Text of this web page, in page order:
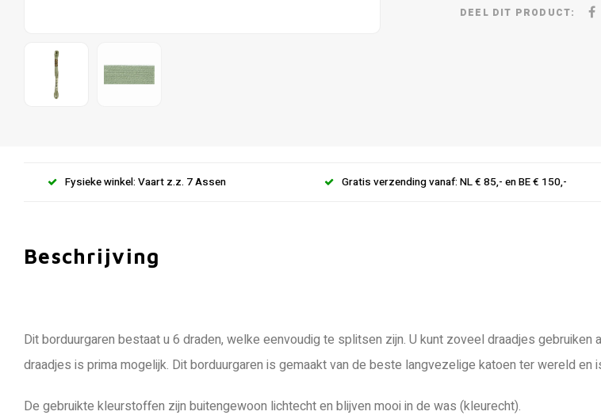
DEEL DIT PRODUCT:
Fysieke winkel: Vaart z.z. 7 Assen Gratis verzending vanaf: NL € 85,- en BE € 150,-
Beschrijving
Dit borduurgaren bestaat u 6 draden, welke eenvoudig te splitsen zijn. U kunt zoveel draadjes
draadjes is prima mogelijk. Dit borduurgaren is gemaakt van de beste langvezelige katoen ter wereld
De gebruikte kleurstoffen zijn buitengewoon lichtecht en blijven mooi in de was (kleurecht).